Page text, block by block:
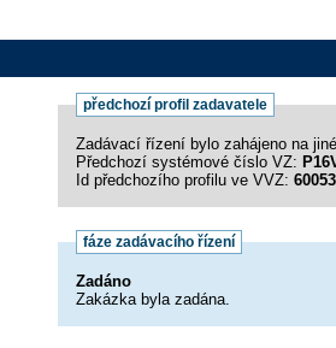
předchozí profil zadavatele
Zadávací řízení bylo zahájeno na
Předchozí systémové číslo VZ:
Id předchozího profilu ve VVZ:
fáze zadávacího řízení
Zadáno
Zakázka byla zadána.